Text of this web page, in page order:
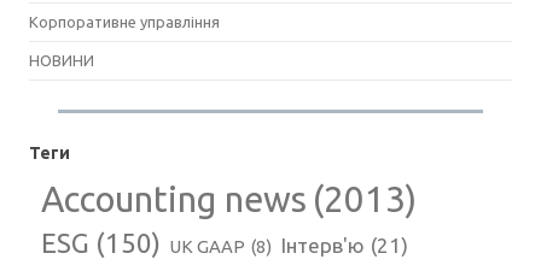
Корпоративне управління
НОВИНИ
Теги
Accounting news (2013)
ESG (150) UK GAAP (8) Інтерв'ю (21)